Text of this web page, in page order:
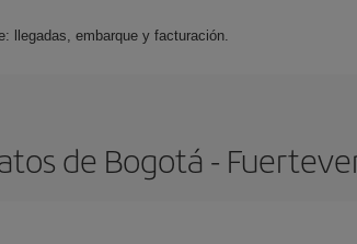
llegadas, embarque y facturación.
de Bogotá -